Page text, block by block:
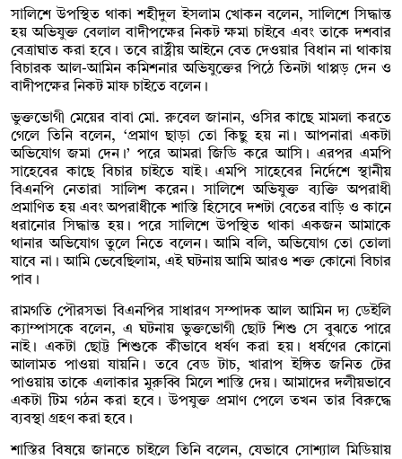
সালিশে উপস্থিত থাকা শহীদুল ইসলাম খোকন বলেন, সালিশে সিদ্ধান্ত
হয় অভিযুক্ত বেলাল বাদীপক্ষের নিকট ক্ষমা চাইবে এবং তাকে দশবার
বেত্রাঘাত করা হবে। তবে রাষ্ট্রীয় আইনে বেত দেওয়ার বিধান না থাকায়
বিচারক আল-আমিন কমিশনার অভিযুক্তের পিঠে তিনটা থাপ্পড় দেন ও
বাদীপক্ষের নিকট মাফ চাইতে বলেন।
ভুক্তভোগী মেয়ের বাবা মো. রুবেল জানান, ওসির কাছে মামলা করতে
গেলে তিনি বলেন, ‘প্রমাণ ছাড়া তো কিছু হয় না। আপনারা একটা
অভিযোগ জমা দেন।’ পরে আমরা জিডি করে আসি। এরপর এমপি
সাহেবের কাছে বিচার চাইতে যাই। এমপি সাহেবের নির্দেশে স্থানীয়
বিএনপি নেতারা সালিশ করেন। সালিশে অভিযুক্ত ব্যক্তি অপরাধী
প্রমাণিত হয় এবং অপরাধীকে শাস্তি হিসেবে দশটা বেতের বাড়ি ও কানে
ধরানোর সিদ্ধান্ত হয়। পরে সালিশে উপস্থিত থাকা একজন আমাকে
থানার অভিযোগ তুলে নিতে বলেন। আমি বলি, অভিযোগ তো তোলা
যাবে না। আমি ভেবেছিলাম, এই ঘটনায় আমি আরও শক্ত কোনো বিচার
পাব।
রামগতি পৌরসভা বিএনপির সাধারণ সম্পাদক আল আমিন দ্য ডেইলি
ক্যাম্পাসকে বলেন, এ ঘটনায় ভুক্তভোগী ছোট শিশু সে বুঝতে পারে
নাই। একটা ছোট্ট শিশুকে কীভাবে ধর্ষণ করা হয়। ধর্ষণের কোনো
আলামত পাওয়া যায়নি। তবে বেড টাচ, খারাপ ইঙ্গিত জনিত টের
পাওয়ায় তাকে এলাকার মুরুব্বি মিলে শাস্তি দেয়। আমাদের দলীয়ভাবে
একটা টিম গঠন করা হবে। উপযুক্ত প্রমাণ পেলে তখন তার বিরুদ্ধে
ব্যবস্থা গ্রহণ করা হবে।
শাস্তির বিষয়ে জানতে চাইলে তিনি বলেন, যেভাবে সোশ্যাল মিডিয়ায়